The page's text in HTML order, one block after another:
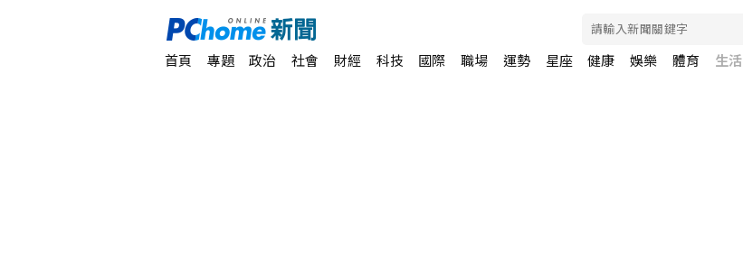
首頁 專題 政治 社會 財經 科技 國際 職場 運勢 星座 健康 娛樂 體育 生活